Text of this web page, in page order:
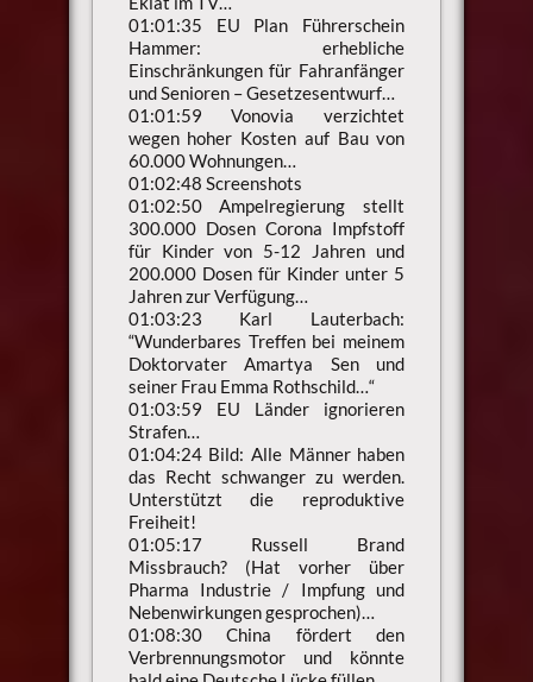
01:01:35 EU Plan Führerschein
Hammer: erhebliche
Einschränkungen für Fahranfänger
und Senioren – Gesetzesentwurf…
01:01:59 Vonovia verzichtet
wegen hoher Kosten auf Bau von
60.000 Wohnungen…
01:02:48 Screenshots
01:02:50 Ampelregierung stellt
300.000 Dosen Corona Impfstoff
für Kinder von 5-12 Jahren und
200.000 Dosen für Kinder unter 5
Jahren zur Verfügung…
01:03:23 Karl Lauterbach:
“Wunderbares Treffen bei meinem
Doktorvater Amartya Sen und
seiner Frau Emma Rothschild…“
01:03:59 EU Länder ignorieren
Strafen…
01:04:24 Bild: Alle Männer haben
das Recht schwanger zu werden.
Unterstützt die reproduktive
Freiheit!
01:05:17 Russell Brand
Missbrauch? (Hat vorher über
Pharma Industrie / Impfung und
Nebenwirkungen gesprochen)…
01:08:30 China fördert den
Verbrennungsmotor und könnte